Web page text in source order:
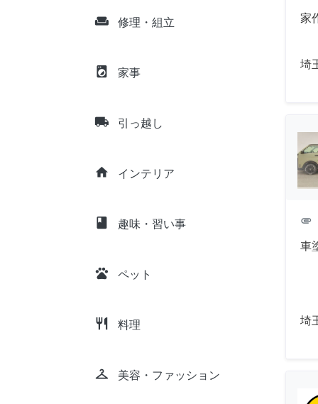
weekend 修理・組立
local_laundry_service 家事
local_shipping 引っ越し
home インテリア
class 趣味・習い事
pets ペット
restaurant 料理
checkroom 美容・ファッション
家
埼
attachment
車
埼